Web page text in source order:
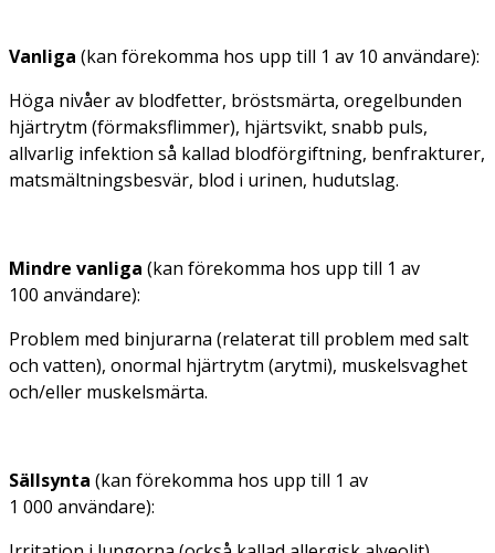
Vanliga (kan förekomma hos upp till 1 av 10 användare):
Höga nivåer av blodfetter, bröstsmärta, oregelbunden
hjärtrytm (förmaksflimmer), hjärtsvikt, snabb puls,
allvarlig infektion så kallad blodförgiftning, benfrakturer,
matsmältningsbesvär, blod i urinen, hudutslag.
Mindre vanliga (kan förekomma hos upp till 1 av
100 användare):
Problem med binjurarna (relaterat till problem med salt
och vatten), onormal hjärtrytm (arytmi), muskelsvaghet
och/eller muskelsmärta.
Sällsynta (kan förekomma hos upp till 1 av
1 000 användare):